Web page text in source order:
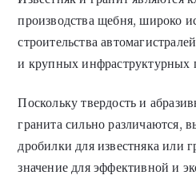
производства щебня, широко
строительства
и крупных инфраструктурных
Поскольку твердость и
гранита сильно различаются,
дробилки для известняка или
значение для эффективной и